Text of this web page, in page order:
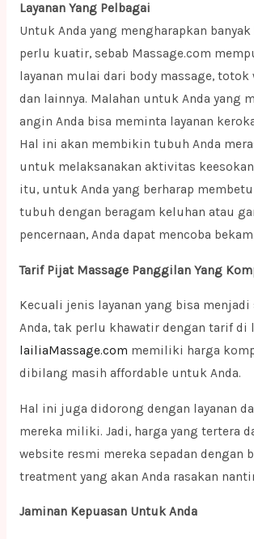
Layanan Yang Pelbagai
Untuk Anda yang mengharapkan
perlu kuatir, sebab Massage.com
layanan mulai dari body massage, totok
dan lainnya. Malahan untuk Anda yang
angin Anda bisa meminta layanan
Hal ini akan membikin tubuh Anda
untuk melaksanakan aktivitas
itu, untuk Anda yang berharap
tubuh dengan beragam keluhan atau
pencernaan, Anda dapat mencoba bekam.
Tarif Pijat Massage Panggilan Yang
Kecuali jenis layanan yang bisa
Anda, tak perlu khawatir dengan tarif di
lailiaMassage.com memiliki harga
dibilang masih affordable untuk Anda.
Hal ini juga didorong dengan layanan
mereka miliki. Jadi, harga yang tertera
website resmi mereka sepadan dengan
treatment yang akan Anda rasakan
Jaminan Kepuasan Untuk Anda